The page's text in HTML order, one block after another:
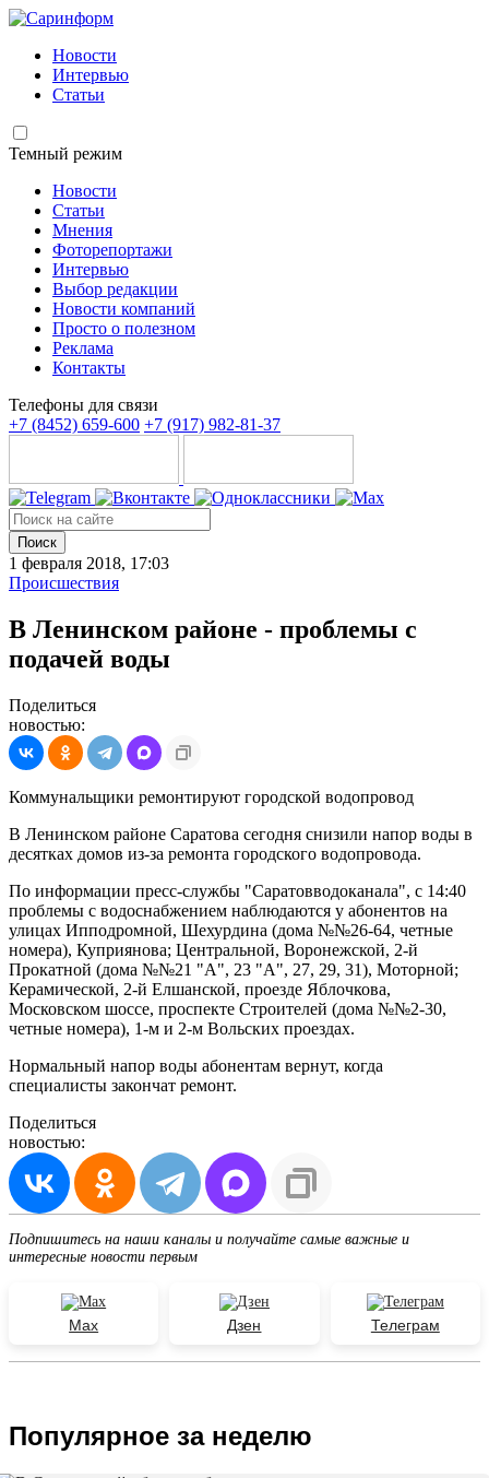
Новости
Интервью
Статьи
Темный режим
Новости
Статьи
Мнения
Фоторепортажи
Интервью
Выбор редакции
Новости компаний
Просто о полезном
Реклама
Контакты
Телефоны для связи
+7 (8452) 659-600 +7 (917) 982-81-37
Поиск
1 февраля 2018, 17:03
Происшествия
В Ленинском районе - проблемы с
подачей воды
Поделиться
новостью:
Коммунальщики ремонтируют городской водопровод
В Ленинском районе Саратова сегодня снизили напор воды в
десятках домов из-за ремонта городского водопровода.
По информации пресс-службы "Саратовводоканала", с 14:40
проблемы с водоснабжением наблюдаются у абонентов на
улицах Ипподромной, Шехурдина (дома №№26-64, четные
номера), Куприянова; Центральной, Воронежской, 2-й
Прокатной (дома №№21 "А", 23 "А", 27, 29, 31), Моторной;
Керамической, 2-й Елшанской, проезде Яблочкова,
Московском шоссе, проспекте Строителей (дома №№2-30,
четные номера), 1-м и 2-м Вольских проездах.
Нормальный напор воды абонентам вернут, когда
специалисты закончат ремонт.
Поделиться
новостью:
Подпишитесь на наши каналы и получайте самые важные и
интересные новости первым
Max Дзен Телеграм
Популярное за неделю